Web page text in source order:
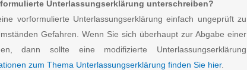
Unterlassungserklärung unterschreiben?
vorformulierte Unterlassungserklärung einfach ungeprüft zu
Gefahren. Wenn Sie sich überhaupt zur Abgabe einer
dann sollte eine modifizierte Unterlassungserklärung
zum Thema Unterlassungserklärung finden Sie hier.